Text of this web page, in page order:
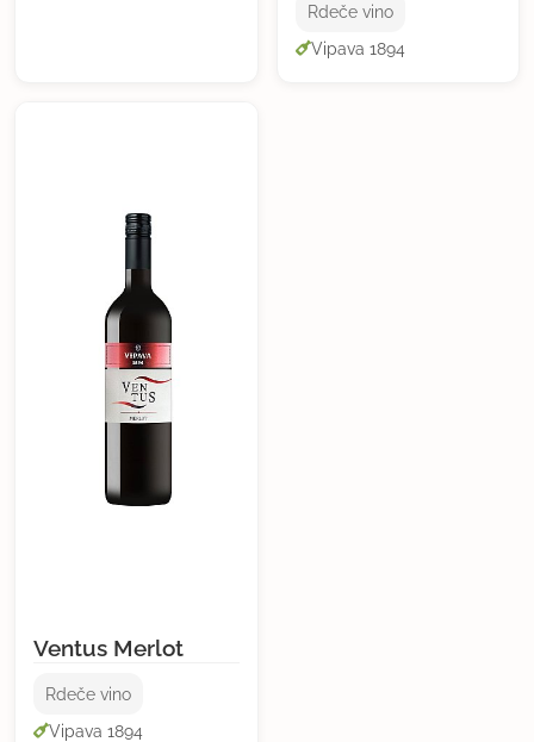
Rdeče vino
Vipava 1894
Ventus Merlot
Rdeče vino
Vipava 1894